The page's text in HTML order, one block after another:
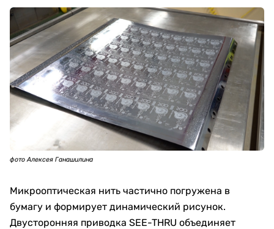
фото Алексея Ганашилина
Микрооптическая нить частично погружена в
бумагу и формирует динамический рисунок.
Двусторонняя приводка SEE-THRU объединяет